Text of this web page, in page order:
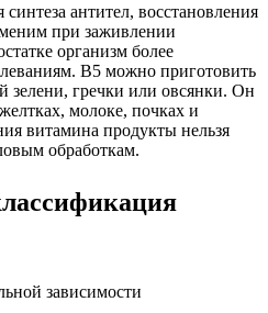
антител, восстановления
при заживлении
организм более
B5 можно приготовить
зелени, гречки или овсянки. Он
молоке, почках и
витамина продукты нельзя
обработкам.
зависимости